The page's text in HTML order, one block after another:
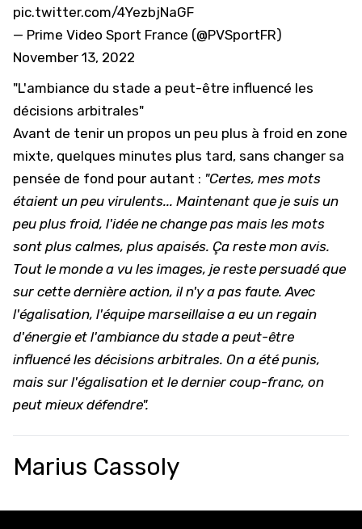
pic.twitter.com/4YezbjNaGF
— Prime Video Sport France (@PVSportFR)
November 13, 2022
"L'ambiance du stade a peut-être influencé les
décisions arbitrales"
Avant de tenir un propos un peu plus à froid en zone
mixte, quelques minutes plus tard, sans changer sa
pensée de fond pour autant : "Certes, mes mots
étaient un peu virulents... Maintenant que je suis un
peu plus froid, l'idée ne change pas mais les mots
sont plus calmes, plus apaisés. Ça reste mon avis.
Tout le monde a vu les images, je reste persuadé que
sur cette dernière action, il n'y a pas faute. Avec
l'égalisation, l'équipe marseillaise a eu un regain
d'énergie et l'ambiance du stade a peut-être
influencé les décisions arbitrales. On a été punis,
mais sur l'égalisation et le dernier coup-franc, on
peut mieux défendre".
Marius Cassoly